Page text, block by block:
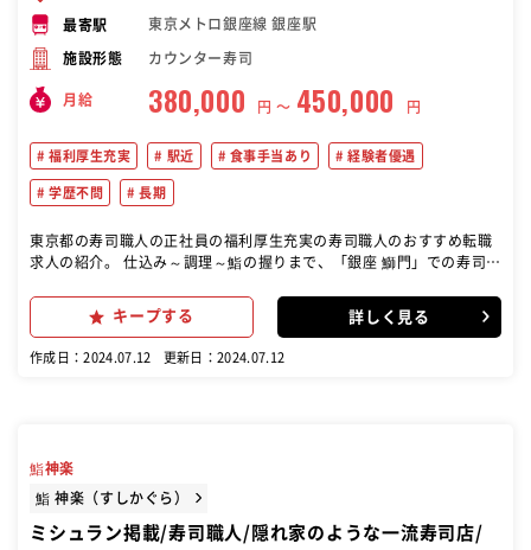
最寄駅 東京メトロ銀座線 銀座駅
施設形態 カウンター寿司
月給 380,000 円 〜 450,000 円
福利厚生充実 駅近 食事手当あり 経験者優遇
学歴不問 長期
東京都の寿司職人の正社員の福利厚生充実の寿司職人のおすすめ転職
求人の紹介。 仕込み～調理～鮨の握りまで、「銀座 鰤門」での寿司職
ションを経験しながら成長できる環境です。
キープする 詳しく見る
作成日：2024.07.12 更新日：2024.07.12
鮨神楽
鮨 神楽（すしかぐら）
ミシュラン掲載/寿司職人/隠れ家のような一流寿司店/